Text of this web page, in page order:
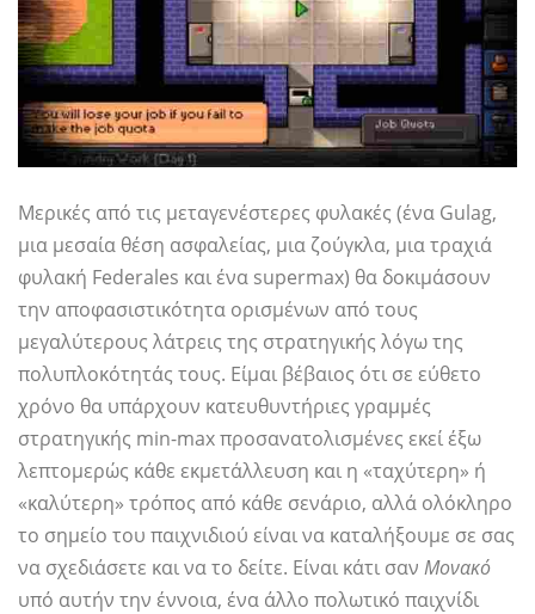
Μερικές από τις μεταγενέστερες φυλακές (ένα Gulag,
μια μεσαία θέση ασφαλείας, μια ζούγκλα, μια τραχιά
φυλακή Federales και ένα supermax) θα δοκιμάσουν
την αποφασιστικότητα ορισμένων από τους
μεγαλύτερους λάτρεις της στρατηγικής λόγω της
πολυπλοκότητάς τους. Είμαι βέβαιος ότι σε εύθετο
χρόνο θα υπάρχουν κατευθυντήριες γραμμές
στρατηγικής min-max προσανατολισμένες εκεί έξω
λεπτομερώς κάθε εκμετάλλευση και η «ταχύτερη» ή
«καλύτερη» τρόπος από κάθε σενάριο, αλλά ολόκληρο
το σημείο του παιχνιδιού είναι να καταλήξουμε σε σας
να σχεδιάσετε και να το δείτε. Είναι κάτι σαν Μονακό
υπό αυτήν την έννοια, ένα άλλο πολωτικό παιχνίδι